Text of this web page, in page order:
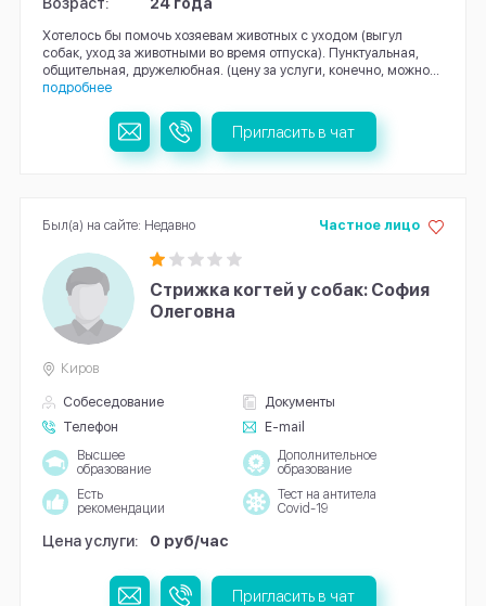
Хотелось бы помочь хозяевам животных с уходом (выгул
собак, уход за животными во время отпуска). Пунктуальная,
общительная, дружелюбная. (цену за услуги, конечно, можно...
подробнее
Пригласить в чат
Стрижка когтей у собак: София
Олеговна
Собеседование
Документы
Телефон
E-mail
Частное лицо
Киров
Высшее
образование
Дополнительное
образование
Есть
рекомендации
Тест на антитела
Covid-19
Цена услуги: 0 руб/час
Был(а) на сайте: Недавно
Пригласить в чат